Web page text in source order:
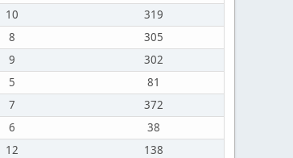
10
319
8
305
9
302
5
81
7
372
6
38
12
138